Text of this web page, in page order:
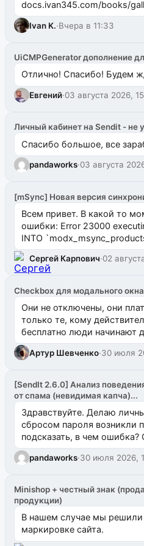
docs.ivan345.com/books/
ms2galleryphp
Ivan K.·Вчера в 11:33
UiCMPGenerator дополнение
Отлично! Спасибо! Будем
Евгений·03 августа 2026,
Личный кабинет на Sendit - не
Спасибо большое, все
pandaworks·03 августа
[mSync] Новая версия
Всем привет. В какой то
ошибки: Error 23000
INTO
`uuid_1c`) VALUES ...
Сергей Карпович·02
Checkbox для модального окна
Они не отключены, они
только те, кому
бесплатно люди начинают
Артур Шевченко·30 июля
[SendIt 2.6.0] Анализ
от спама (невидимая капча)...
Здравствуйте. Делаю
сбросом пароля
подсказать, в чем ошибка?
одноименном разделе на
pandaworks·30 июля 2026,
Minishop + честный знак
продукции)
В нашем случае мы решили
маркировке сайта.